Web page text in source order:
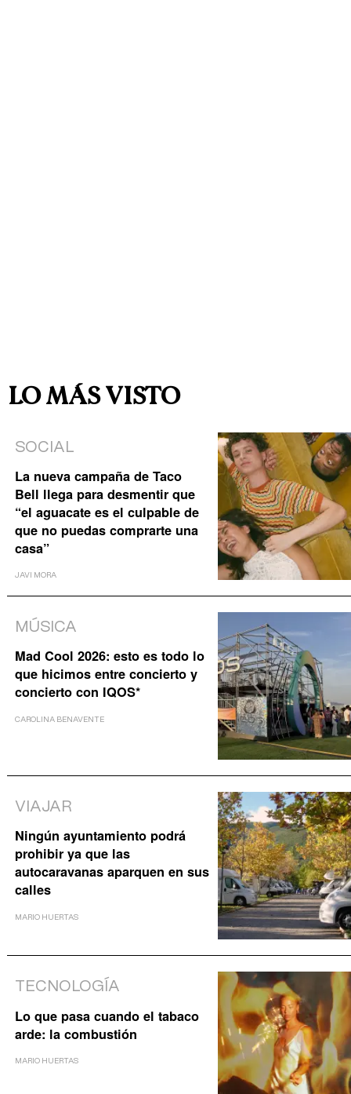
LO MÁS VISTO
SOCIAL
La nueva campaña de Taco
Bell llega para desmentir que
“el aguacate es el culpable de
que no puedas comprarte una
casa”
JAVI MORA
MÚSICA
Mad Cool 2026: esto es todo lo
que hicimos entre concierto y
concierto con IQOS*
CAROLINA BENAVENTE
VIAJAR
Ningún ayuntamiento podrá
prohibir ya que las
autocaravanas aparquen en sus
calles
MARIO HUERTAS
TECNOLOGÍA
Lo que pasa cuando el tabaco
arde: la combustión
MARIO HUERTAS